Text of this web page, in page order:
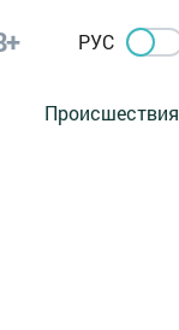
РУС
Происшествия